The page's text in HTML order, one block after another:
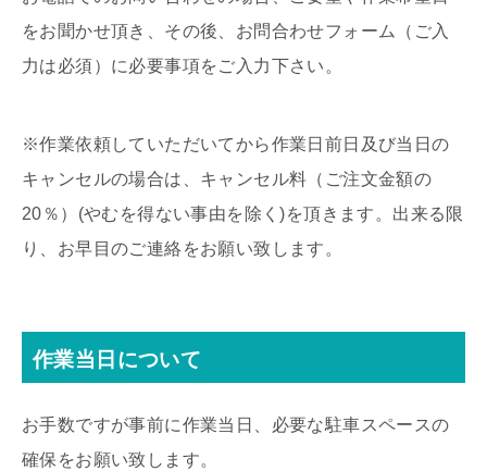
をお聞かせ頂き、その後、お問合わせフォーム（ご入
力は必須）に必要事項をご入力下さい。
※作業依頼していただいてから作業日前日及び当日の
キャンセルの場合は、キャンセル料（ご注文金額の
20％）(やむを得ない事由を除く)を頂きます。出来る限
り、お早目のご連絡をお願い致します。
作業当日について
お手数ですが事前に作業当日、必要な駐車スペースの
確保をお願い致します。